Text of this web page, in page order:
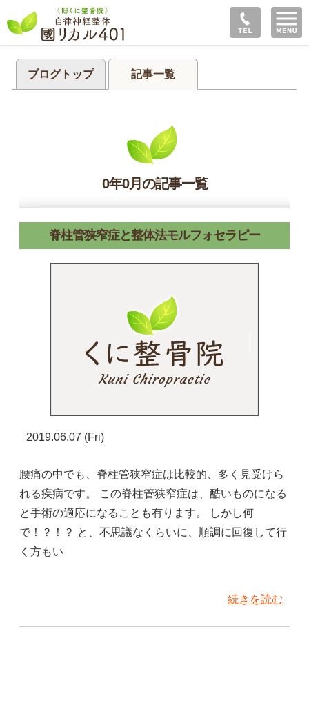
ブログトップ 記事一覧
0年0月の記事一覧
脊柱管狭窄症と整体法モルフォセラピー
2019.06.07 (Fri)
腰痛の中でも、脊柱管狭窄症は比較的、多く見受けら
れる疾病です。 この脊柱管狭窄症は、酷いものになる
と手術の適応になることも有ります。 しかし何
で！？！？ と、不思議なくらいに、順調に回復して行
く方もい
続きを読む